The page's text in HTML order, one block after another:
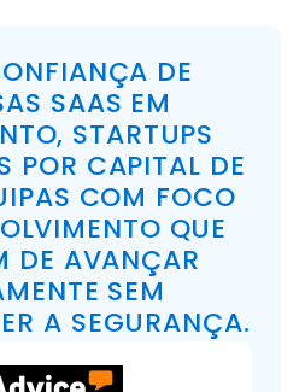
DE
SAAS EM
STARTUPS
POR CAPITAL DE
COM FOCO
QUE
DE AVANÇAR
SEM
A SEGURANÇA.